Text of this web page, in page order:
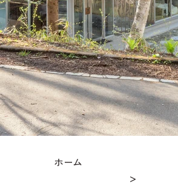
ホーム
＞